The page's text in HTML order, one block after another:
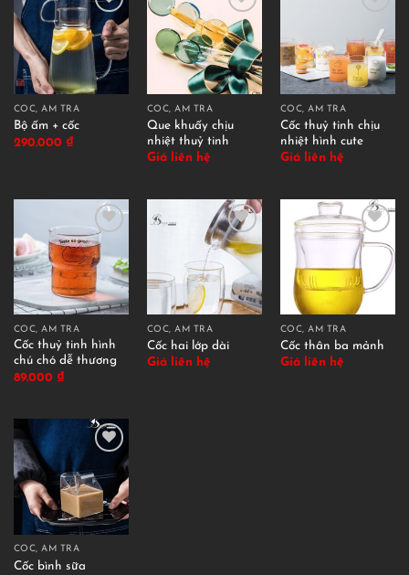
CỐC, ẤM TRÀ
Bộ ấm + cốc
290.000 ₫
CỐC, ẤM TRÀ
Que khuấy chịu
nhiệt thuỷ tinh
Giá liên hệ
CỐC, ẤM TRÀ
Cốc thuỷ tinh chịu
nhiệt hình cute
Giá liên hệ
CỐC, ẤM TRÀ
Cốc thuỷ tinh hình
chú chó dễ thương
89.000 ₫
CỐC, ẤM TRÀ
Cốc hai lớp dài
Giá liên hệ
CỐC, ẤM TRÀ
Cốc thân ba mảnh
Giá liên hệ
CỐC, ẤM TRÀ
Cốc bình sữa